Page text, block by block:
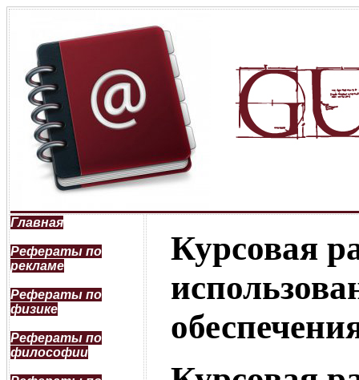
Главная
Рефераты по
рекламе
Рефераты по
физике
Рефераты по
философии
Курсовая